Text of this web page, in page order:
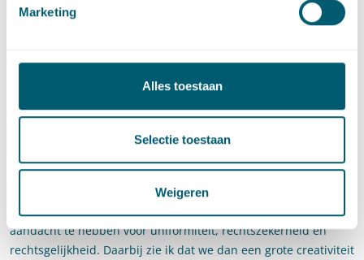
Marketing
Alles toestaan
Selectie toestaan
Weigeren
Hoewel de hogere bewijslast uitdagingen met zich brengt, is
nieuwe balans te vinden. Als toezichthouder die maatregelen
kan nemen die van grote impact zijn voor een onderneming is
het belangrijk om maatwerk te leveren en daarbij ook
aandacht te hebben voor uniformiteit, rechtszekerheid en
rechtsgelijkheid. Daarbij zie ik dat we dan een grote creativiteit